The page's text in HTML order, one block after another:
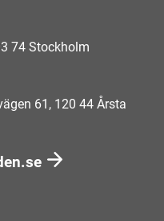
74 Stockholm
61, 120 44 Årsta